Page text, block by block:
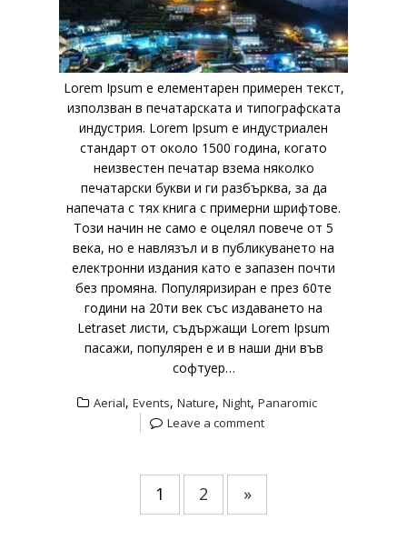
Lorem Ipsum е елементарен примерен текст,
използван в печатарската и типографската
индустрия. Lorem Ipsum е индустриален
стандарт от около 1500 година, когато
неизвестен печатар взема няколко
печатарски букви и ги разбърква, за да
напечата с тях книга с примерни шрифтове.
Този начин не само е оцелял повече от 5
века, но е навлязъл и в публикуването на
електронни издания като е запазен почти
без промяна. Популяризиран е през 60те
години на 20ти век със издаването на
Letraset листи, съдържащи Lorem Ipsum
пасажи, популярен е и в наши дни във
софтуер…
Aerial, Events, Nature, Night, Panaromic
Leave a comment
1 2 »